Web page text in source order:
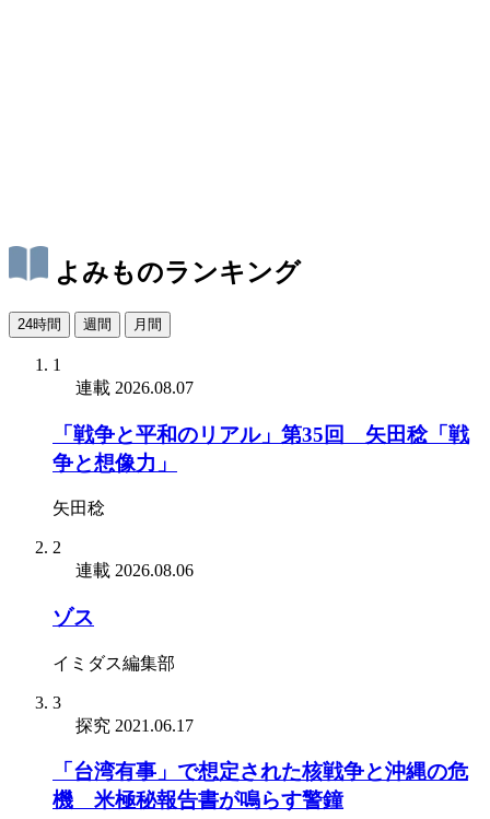
よみものランキング
24時間 週間 月間
1
連載 2026.08.07
「戦争と平和のリアル」第35回 矢田稔「戦
争と想像力」
矢田稔
2
連載 2026.08.06
ゾス
イミダス編集部
3
探究 2021.06.17
「台湾有事」で想定された核戦争と沖縄の危
機 米極秘報告書が鳴らす警鐘